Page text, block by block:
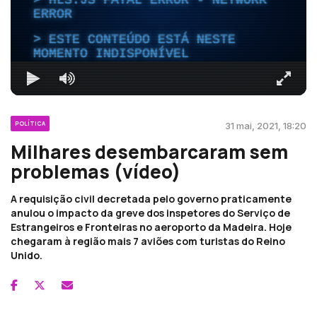
ERROR
ESTE CONTEÚDO ESTÁ NESTE
MOMENTO INDISPONÍVEL
POLÍTICA 31 mai, 2021, 18:20
Milhares desembarcaram sem
problemas (vídeo)
A requisição civil decretada pelo governo praticamente
anulou o impacto da greve dos inspetores do Serviço de
Estrangeiros e Fronteiras no aeroporto da Madeira. Hoje
chegaram à região mais 7 aviões com turistas do Reino
Unido.